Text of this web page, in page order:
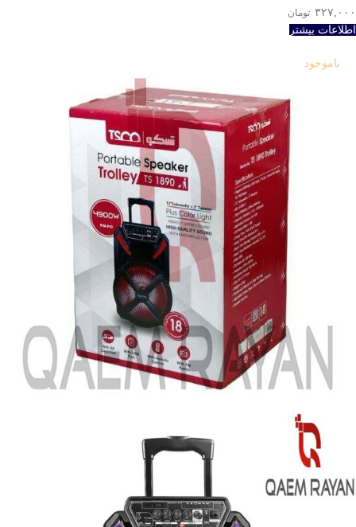
۳۲۷,۰۰۰ تومان
اطلاعات بیشتر
ناموجود